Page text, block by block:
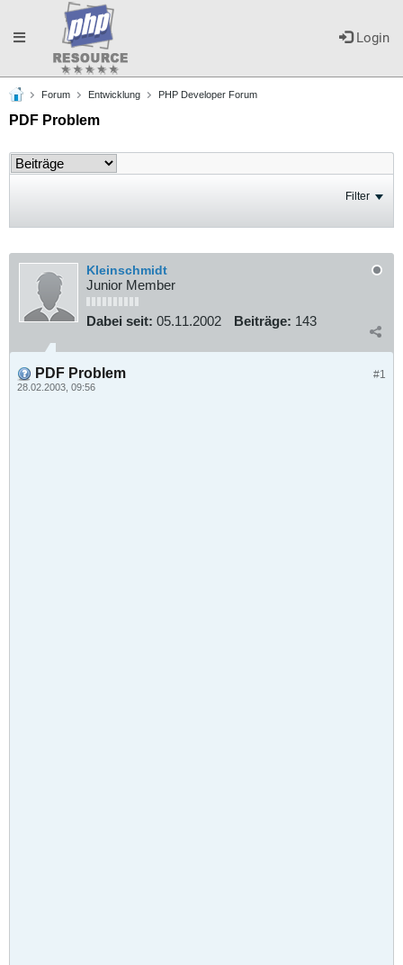
Login
Toggle
navigation
Forum Entwicklung PHP Developer Forum
PDF Problem
Filter
Kleinschmidt
Junior Member
Dabei seit: 05.11.2002 Beiträge: 143
#1
PDF Problem
28.02.2003, 09:56